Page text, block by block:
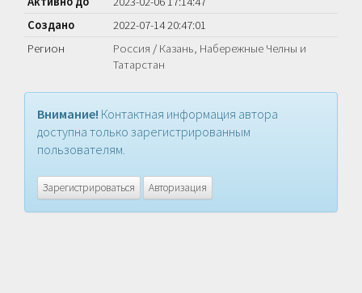
Создано
2022-07-14 20:47:01
Регион
Россия / Казань, Набережные Челны и
Татарстан
Внимание! Контактная информация автора
доступна только зарегистрированным
пользователям.
Зарегистрироваться Авторизация